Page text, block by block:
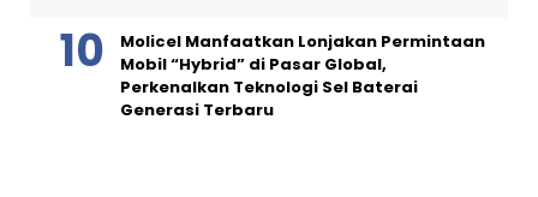
Molicel Manfaatkan Lonjakan Permintaan
Mobil “Hybrid” di Pasar Global,
Perkenalkan Teknologi Sel Baterai
Generasi Terbaru